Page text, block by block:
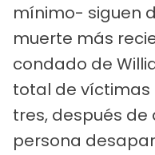
mínimo- siguen
muerte más
condado de
total de
tres, después de
persona